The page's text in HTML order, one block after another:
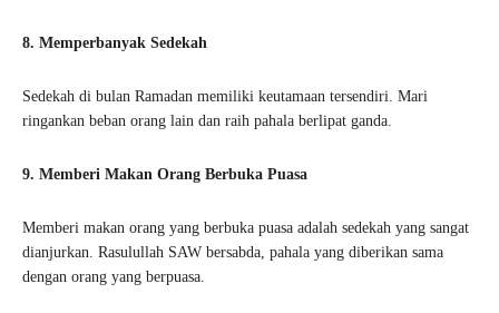
8. Memperbanyak Sedekah
Sedekah di bulan Ramadan memiliki keutamaan tersendiri. Mari
ringankan beban orang lain dan raih pahala berlipat ganda.
9. Memberi Makan Orang Berbuka Puasa
Memberi makan orang yang berbuka puasa adalah sedekah yang sangat
dianjurkan. Rasulullah SAW bersabda, pahala yang diberikan sama
dengan orang yang berpuasa.